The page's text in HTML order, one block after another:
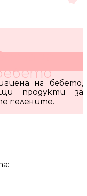
за
на бебето,
продукти за
пелените.